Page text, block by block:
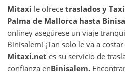
Mitaxi le ofrece traslados y
Palma de Mallorca hasta
onliney asegúrese un viaje
Binisalem! ¡Tan solo le va a
Mitaxi.net es su servicio de
confianza enBinisalem.